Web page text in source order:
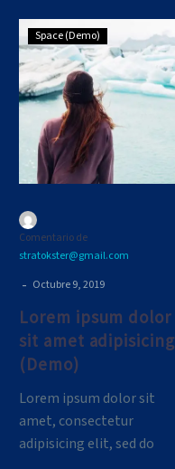
Lorem
ipsum
dolor
sit
amet
adipisicing
(Demo)
Space (Demo)
Comentario de
stratokster@gmail.com
- Octubre 9, 2019
Lorem ipsum dolor
sit amet adipisicing
(Demo)
Lorem ipsum dolor sit
amet, consectetur
adipisicing elit, sed do